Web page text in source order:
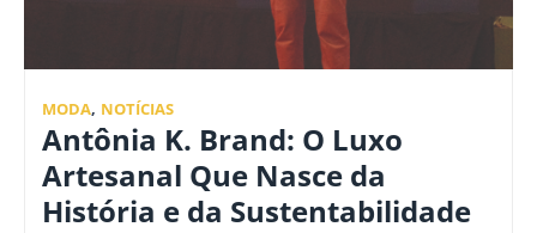
MODA, NOTÍCIAS
Antônia K. Brand: O Luxo
Artesanal Que Nasce da
História e da Sustentabilidade